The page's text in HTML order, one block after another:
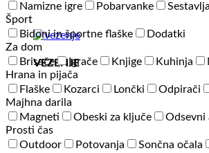
VEZENJE
Namizne igre
Pobarvanke
Šport
Bidoni in športne flaške
Dodatki
Za dom
Brisače
Igrače Knjige Kuhinja
Hrana in pijača
Flaške
Kozarci Lončki Odpirači
Majhna darila
Magneti
Obeski za ključe Odsevni
Prosti čas
Outdoor
Potovanja Sončna očala